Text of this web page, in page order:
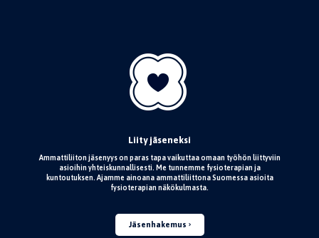
Liity jäseneksi
Ammattiliiton jäsenyys on paras tapa vaikuttaa omaan työhön liittyviin
asioihin yhteiskunnallisesti. Me tunnemme fysioterapian ja
kuntoutuksen. Ajamme ainoana ammattiliittona Suomessa asioita
fysioterapian näkökulmasta.
Jäsenhakemus